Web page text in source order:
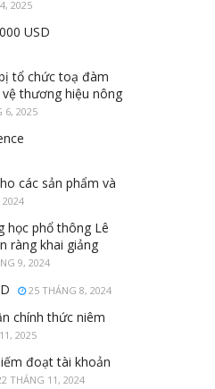
2025
USD
tổ chức toạ đàm
thương hiệu nông
6, 2025
các sản phẩm và
học phổ thông Lê
ràng khai giảng
9, 2024
25 THÁNG 8, 2024
chính thức niêm
2025
đoạt tài khoản
THÁNG 11, 2024